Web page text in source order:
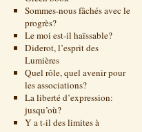
Sommes-nous fâchés avec le
progrès?
Le moi est-il haïssable?
Diderot, l’esprit des
Lumières
Quel rôle, quel avenir pour
les associations?
La liberté d’expression:
jusqu’où?
Y a t-il des limites à